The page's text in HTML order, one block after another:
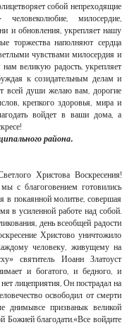
собой непреходящие
милосердие,
и обновления, укрепляет нашу
торжества наполняют сердца
чувствами милосердия и
великую радость, укрепляет
к созидательным делам и
всей души желаю вам, дорогие
крепкого здоровья, мира и
войдет в ваши дома, а
района.
Христова Воскресения!
с благоговением готовились
в покаянной молитве, совершая
в усиленной работе над собой.
день всеобщей радости
Христово уничтожило
человеку, живущему на
святитель Иоанн Златоуст
и богатого, и бедного, и
лицеприятия, Он пострадал на
освободил от смерти
днимывсе призванык великой
Божией благодати.«Все войдите